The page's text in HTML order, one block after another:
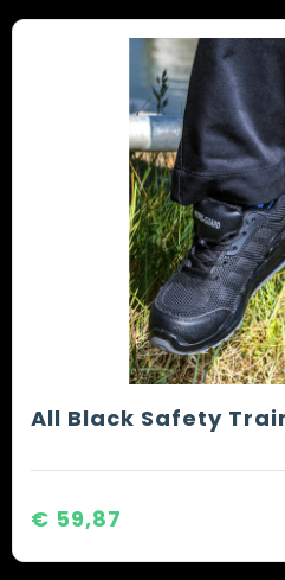
All Black Safety
€ 59,87